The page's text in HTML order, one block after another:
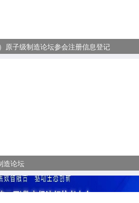
原子级制造论坛参会注册信息登记
造论坛